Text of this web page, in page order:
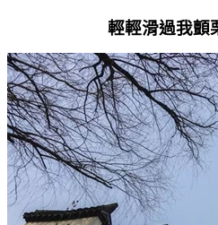
輕輕滑過我顫